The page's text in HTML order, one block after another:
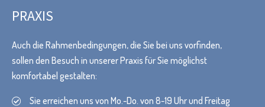
PRAXIS
Auch die Rahmenbedingungen, die Sie bei uns vorfinden,
sollen den Besuch in unserer Praxis für Sie möglichst
komfortabel gestalten:
Sie erreichen uns von Mo.-Do. von 8-19 Uhr und Freitag